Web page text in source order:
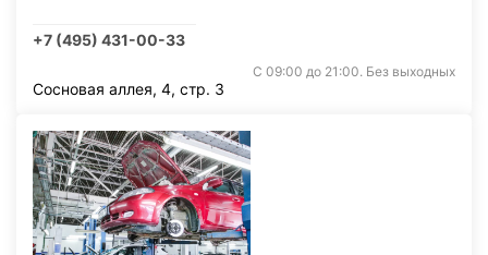
+7 (495) 431-00-33
С 09:00 до 21:00. Без выходных
Сосновая аллея, 4, стр. 3